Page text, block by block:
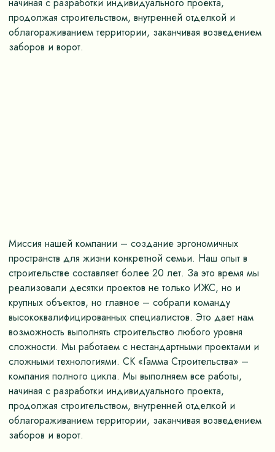
начиная с разработки индивидуального проекта,
продолжая строительством, внутренней отделкой и
облагораживанием территории, заканчивая возведением
заборов и ворот.
Миссия нашей компании – создание эргономичных
пространств для жизни конкретной семьи. Наш опыт в
строительстве составляет более 20 лет. За это время мы
реализовали десятки проектов не только ИЖС, но и
крупных объектов, но главное – собрали команду
высококвалифицированных специалистов. Это дает нам
возможность выполнять строительство любого уровня
сложности. Мы работаем с нестандартными проектами и
сложными технологиями. СК «Гамма Строительства» –
компания полного цикла. Мы выполняем все работы,
начиная с разработки индивидуального проекта,
продолжая строительством, внутренней отделкой и
облагораживанием территории, заканчивая возведением
заборов и ворот.